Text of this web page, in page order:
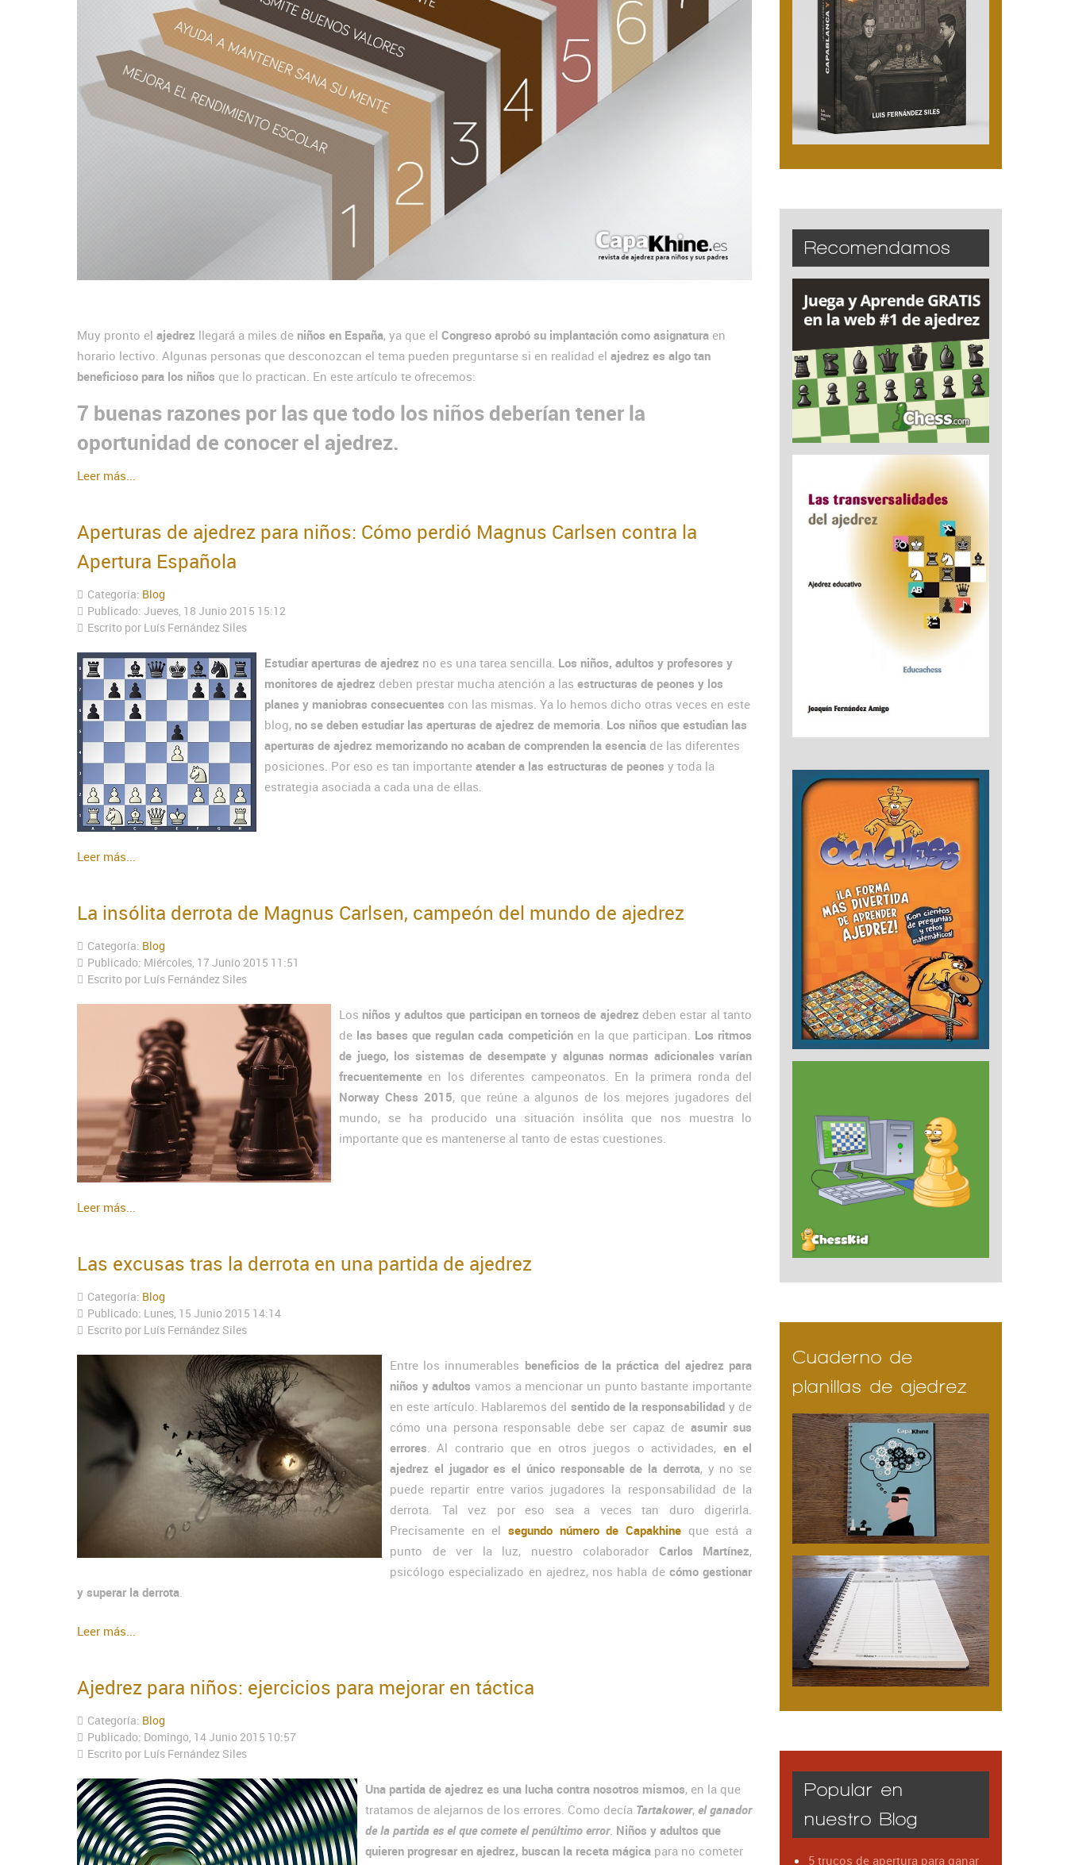
Muy pronto el ajedrez llegará a miles de niños en España, ya que el Congreso aprobó su implantación como asignatura en
horario lectivo. Algunas personas que desconozcan el tema pueden preguntarse si en realidad el ajedrez es algo tan
beneficioso para los niños que lo practican. En este artículo te ofrecemos:
7 buenas razones por las que todo los niños deberían tener la
oportunidad de conocer el ajedrez.
Leer más...
Aperturas de ajedrez para niños: Cómo perdió Magnus Carlsen contra la
Apertura Española
Categoría: Blog
Publicado: Jueves, 18 Junio 2015 15:12
Escrito por Luís Fernández Siles
Estudiar aperturas de ajedrez no es una tarea sencilla. Los niños, adultos y profesores y
monitores de ajedrez deben prestar mucha atención a las estructuras de peones y los
planes y maniobras consecuentes con las mismas. Ya lo hemos dicho otras veces en este
blog, no se deben estudiar las aperturas de ajedrez de memoria. Los niños que estudian las
aperturas de ajedrez memorizando no acaban de comprenden la esencia de las diferentes
posiciones. Por eso es tan importante atender a las estructuras de peones y toda la
estrategia asociada a cada una de ellas.
Leer más...
La insólita derrota de Magnus Carlsen, campeón del mundo de ajedrez
Categoría: Blog
Publicado: Miércoles, 17 Junio 2015 11:51
Escrito por Luís Fernández Siles
Los niños y adultos que participan en torneos de ajedrez deben estar al tanto
de las bases que regulan cada competiciónen la que participan. Los ritmos
de juego, los sistemas de desempate y algunas normas adicionales varían
frecuentemente en los diferentes campeonatos. En la primera ronda del
Norway Chess 2015, que reúne a algunos de los mejores jugadores del
mundo, se ha producido una situación insólita que nos muestra lo
importante que es mantenerse al tanto de estas cuestiones.
Leer más...
Las excusas tras la derrota en una partida de ajedrez
Categoría: Blog
Publicado: Lunes, 15 Junio 2015 14:14
Escrito por Luís Fernández Siles
Entre los innumerables beneficios de la práctica del ajedrez para
niños y adultos vamos a mencionar un punto bastante importante
en este artículo. Hablaremos del sentido de la responsabilidad y de
cómo una persona responsable debe ser capaz de asumir sus
errores. Al contrario que en otros juegos o actividades, en el
ajedrez el jugador es el único responsable de la derrota, y no se
puede repartir entre varios jugadores la responsabilidad de la
derrota. Tal vez por eso sea a veces tan duro digerirla.
Precisamente en el segundo número de Capakhine que está a
punto de ver la luz, nuestro colaborador Carlos Martínez,
psicólogo especializado en ajedrez, nos habla de cómo gestionar
y superar la derrota.
Leer más...
Ajedrez para niños: ejercicios para mejorar en táctica
Categoría: Blog
Publicado: Domingo, 14 Junio 2015 10:57
Escrito por Luís Fernández Siles
Una partida de ajedrez es una lucha contra nosotros mismos, en la que
tratamos de alejarnos de los errores. Como decía Tartakower, el ganador
de la partida es el que comete el penúltimo error. Niños y adultos que
quieren progresar en ajedrez, buscan la receta mágica para no cometer
Recomendamos
Cuaderno de
planillas de ajedrez
Popular en
nuestro Blog
5 trucos de apertura para ganar